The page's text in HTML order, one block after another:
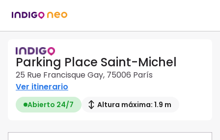
Parking Place Saint-Michel
25 Rue Francisque Gay, 75006 París
Ver itinerario
Abierto 24/7 Altura máxima: 1.9 m